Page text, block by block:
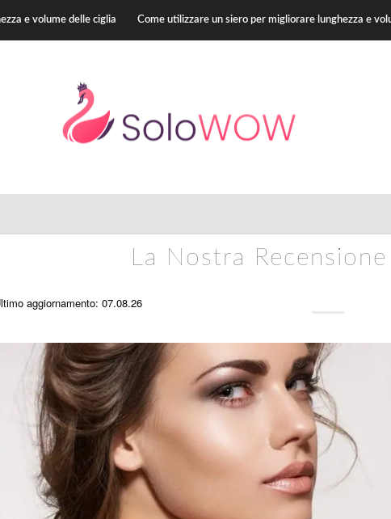
e volume delle ciglia Come utilizzare un siero per migliorare lunghezza e
La Nostra
aggiornamento: 07.08.26